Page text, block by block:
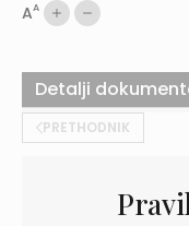
AA
PRETHODNIK
Detalji